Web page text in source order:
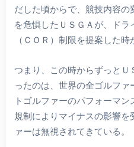
だした頃からで、競技内容
を危惧したＵＳＧＡが、ド
（ＣＯＲ）制限を提案した時
つまり、この時からずっとＵ
ったのは、世界の全ゴルフ
トゴルファーのパフォーマ
規制によりマイナスの影響
ァーは無視されてきている。